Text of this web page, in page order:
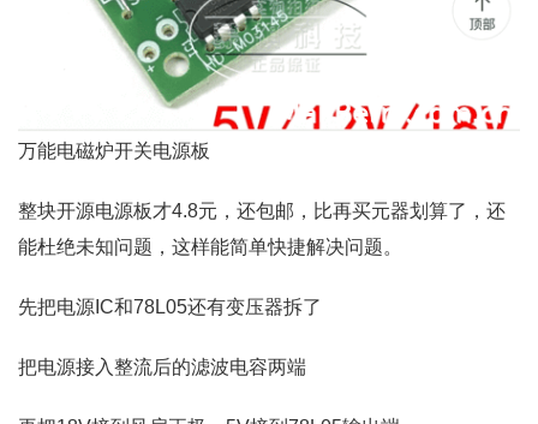
万能电磁炉开关电源板
整块开源电源板才4.8元，还包邮，比再买元器划算了，还
能杜绝未知问题，这样能简单快捷解决问题。
先把电源IC和78L05还有变压器拆了
把电源接入整流后的滤波电容两端